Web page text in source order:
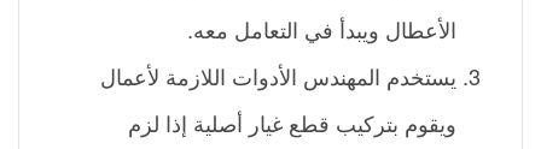
الأعطال ويبدأ في التعامل معه.
يستخدم المهندس الأدوات اللازمة لأعمال
ويقوم بتركيب قطع غيار أصلية إذا لزم